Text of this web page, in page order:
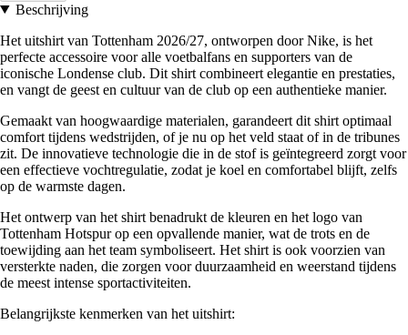
Beschrijving
Het uitshirt van Tottenham 2026/27, ontworpen door Nike, is het
perfecte accessoire voor alle voetbalfans en supporters van de
iconische Londense club. Dit shirt combineert elegantie en prestaties,
en vangt de geest en cultuur van de club op een authentieke manier.
Gemaakt van hoogwaardige materialen, garandeert dit shirt optimaal
comfort tijdens wedstrijden, of je nu op het veld staat of in de tribunes
zit. De innovatieve technologie die in de stof is geïntegreerd zorgt voor
een effectieve vochtregulatie, zodat je koel en comfortabel blijft, zelfs
op de warmste dagen.
Het ontwerp van het shirt benadrukt de kleuren en het logo van
Tottenham Hotspur op een opvallende manier, wat de trots en de
toewijding aan het team symboliseert. Het shirt is ook voorzien van
versterkte naden, die zorgen voor duurzaamheid en weerstand tijdens
de meest intense sportactiviteiten.
Belangrijkste kenmerken van het uitshirt: